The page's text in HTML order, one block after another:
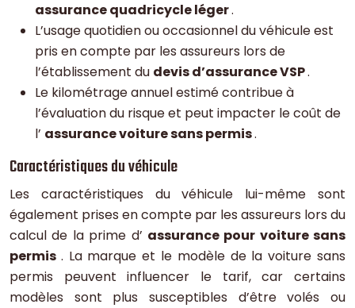
assurance quadricycle léger.
L’usage quotidien ou occasionnel du véhicule est
pris en compte par les assureurs lors de
l’établissement du devis d’assurance VSP.
Le kilométrage annuel estimé contribue à
l’évaluation du risque et peut impacter le coût de
l’ assurance voiture sans permis.
Caractéristiques du véhicule
Les caractéristiques du véhicule lui-même sont
également prises en compte par les assureurs lors du
calcul de la prime d’ assurance pour voiture sans
permis . La marque et le modèle de la voiture sans
permis peuvent influencer le tarif, car certains
modèles sont plus susceptibles d’être volés ou